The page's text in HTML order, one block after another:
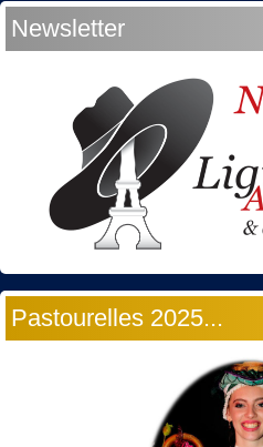
Newsletter
Pastourelles 2025...